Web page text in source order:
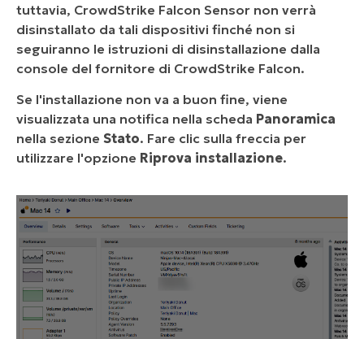
tuttavia, CrowdStrike Falcon Sensor non verrà
disinstallato da tali dispositivi finché non si
seguiranno le istruzioni di disinstallazione dalla
console del fornitore di CrowdStrike Falcon.
Se l'installazione non va a buon fine, viene
visualizzata una notifica nella scheda Panoramica
nella sezione Stato. Fare clic sulla freccia per
utilizzare l'opzione Riprova installazione.